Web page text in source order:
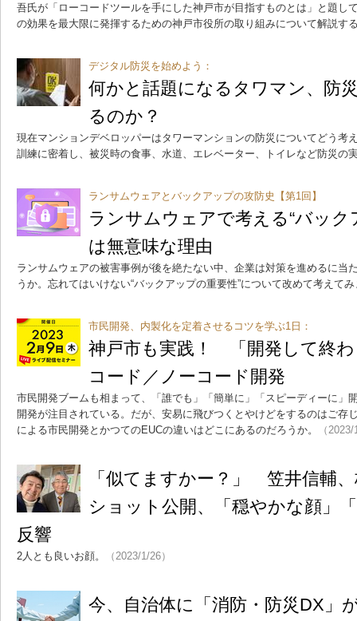
吾氏が「ローコードツールを手にした神戸市が目指すものとは」と題し
の効果を最大限に発揮するための神戸市役所の取り組みについて解説す
デジタル防災を始めよう：
何かと話題になるタワマン、防
るのか？
現在マンションデベロッパーはタワーマンションの防災についてどう考
訓練に密着し、被災時の食事、水道、エレベーター、トイレなど防災の
ランサムウェアとバックアップの攻防史【第1回】
ランサムウェアで考える“バッ
は無意味な理由
ランサムウェアの被害事例が後を絶たない中、企業は対策を進めるに当
うか。忘れてはいけない“バックアップの重要性”について改めて考えて
市民開発、内製化を定着させるコツを学ぶ1日：
神戸市も実践！ 「開発して終
コード／ノーコード開発
市民開発ブームも相まって、「誰でも」「簡単に」「スピーディーに」
開発が注目されている。だが、安易に飛びつくとやけどをするのはご存
による市民開発とかつてのEUCの違いはどこにあるのだろうか。
（
「似てますかー？」 笠井信輔
ショット公開、「穏やかな顔」
反響
2人とも良いお顔。 （2023/1/26）
今、自治体に「消防・防災DX」